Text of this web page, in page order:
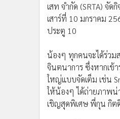
เสท จำกัด (SRTA) จั
เสาร์ที่ 10 มกราคม
ประตู 10
น้องๆ ทุกคนจะได้ร่วม
จินตนาการ ซึ่งหากเข้
ใหญ่แบบจัดเต็ม เช่น
ให้น้องๆ ได้ถ่ายภาพน่
เชิญสุดพิเศษ พี่กุน กิต